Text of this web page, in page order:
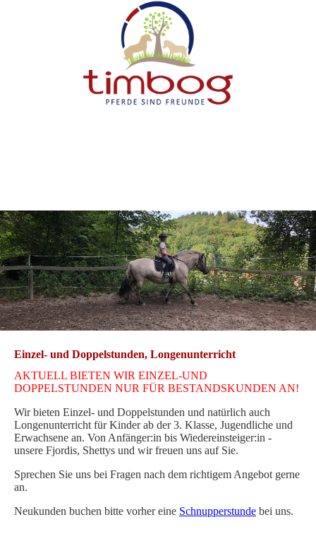
Einzel- und Doppelstunden, Longenunterricht
AKTUELL BIETEN WIR EINZEL-UND
DOPPELSTUNDEN NUR FÜR BESTANDSKUNDEN AN!
Wir bieten Einzel- und Doppelstunden und natürlich auch
Longenunterricht für Kinder ab der 3. Klasse, Jugendliche und
Erwachsene an. Von Anfänger:in bis Wiedereinsteiger:in -
unsere Fjordis, Shettys und wir freuen uns auf Sie.
Sprechen Sie uns bei Fragen nach dem richtigem Angebot gerne
an.
Neukunden buchen bitte vorher eine Schnupperstunde bei uns.